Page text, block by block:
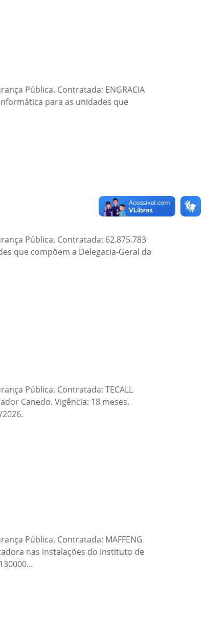
Pública. Contratada: ENGRACIA
informática para as unidades que
Pública. Contratada: 62.875.783
que compõem a Delegacia-Geral da
Pública. Contratada: TECALL
Canedo. Vigência: 18 meses.
Pública. Contratada: MAFFENG
nas instalações do Instituto de